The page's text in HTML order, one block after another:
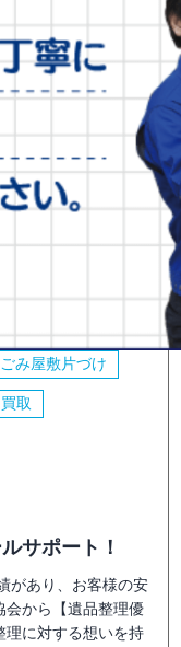
ごみ屋敷片づけ
取
サポート！
があり、お客様の安
会から【遺品整理優
理に対する想いを持